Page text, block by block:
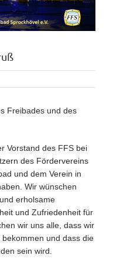
Freibades und des
Vorstand des FFS bei
des Fördervereins
und dem Verein in
Wir wünschen
erholsame
und Zufriedenheit für
wir uns alle, dass wir
und dass die
sein wird.